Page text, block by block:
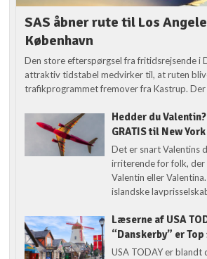
SAS åbner rute til Los
København
Den store efterspørgsel fra fritidsrejsende i
attraktiv tidstabel medvirker til, at ruten
trafikprogrammet fremover fra Kastrup. Der
Hedder du
GRATIS til New York
Det er snart Valentins
irriterende for folk, der
Valentin eller
islandske
Læserne af USA
“Danskerby” er Top
USA TODAY er blandt